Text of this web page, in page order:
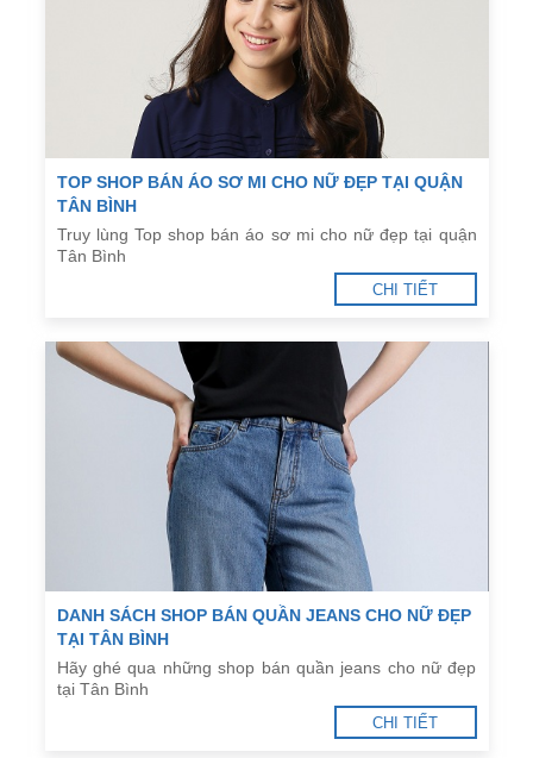
TOP SHOP BÁN ÁO SƠ MI CHO NỮ ĐẸP TẠI QUẬN
TÂN BÌNH
Truy lùng Top shop bán áo sơ mi cho nữ đẹp tại quận
Tân Bình
CHI TIẾT
DANH SÁCH SHOP BÁN QUẦN JEANS CHO NỮ ĐẸP
TẠI TÂN BÌNH
Hãy ghé qua những shop bán quần jeans cho nữ đẹp
tại Tân Bình
CHI TIẾT